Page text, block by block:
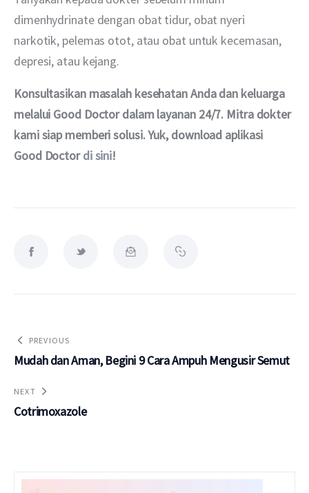
dimenhydrinate dengan obat tidur, obat nyeri
narkotik, pelemas otot, atau obat untuk kecemasan,
depresi, atau kejang.
Konsultasikan masalah kesehatan Anda dan keluarga
melalui Good Doctor dalam layanan 24/7. Mitra dokter
kami siap memberi solusi. Yuk, download aplikasi
Good Doctor di sini!
PREVIOUS
Mudah dan Aman, Begini 9 Cara Ampuh Mengusir Semut
NEXT
Cotrimoxazole